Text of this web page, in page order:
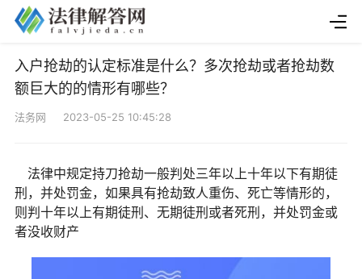
入户抢劫的认定标准是什么？多次抢劫或者抢劫数
额巨大的的情形有哪些？
法务网 2023-05-25 10:45:28
法律中规定持刀抢劫一般判处三年以上十年以下有期徒
刑，并处罚金，如果具有抢劫致人重伤、死亡等情形的，
则判十年以上有期徒刑、无期徒刑或者死刑，并处罚金或
者没收财产